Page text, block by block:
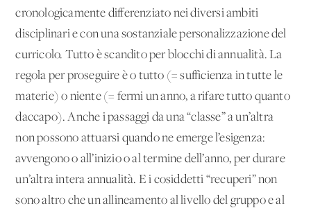
cronologicamente differenziato nei diversi ambiti
disciplinari e con una sostanziale personalizzazione del
curricolo. Tutto è scandito per blocchi di annualità. La
regola per proseguire è o tutto (= sufficienza in tutte le
materie) o niente (= fermi un anno, a rifare tutto quanto
daccapo). Anche i passaggi da una “classe” a un’altra
non possono attuarsi quando ne emerge l’esigenza:
avvengono o all’inizio o al termine dell’anno, per durare
un’altra intera annualità. E i cosiddetti “recuperi” non
sono altro che un allineamento al livello del gruppo e al